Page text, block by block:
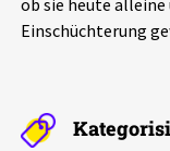
Schlaglichter
Einschüchterung